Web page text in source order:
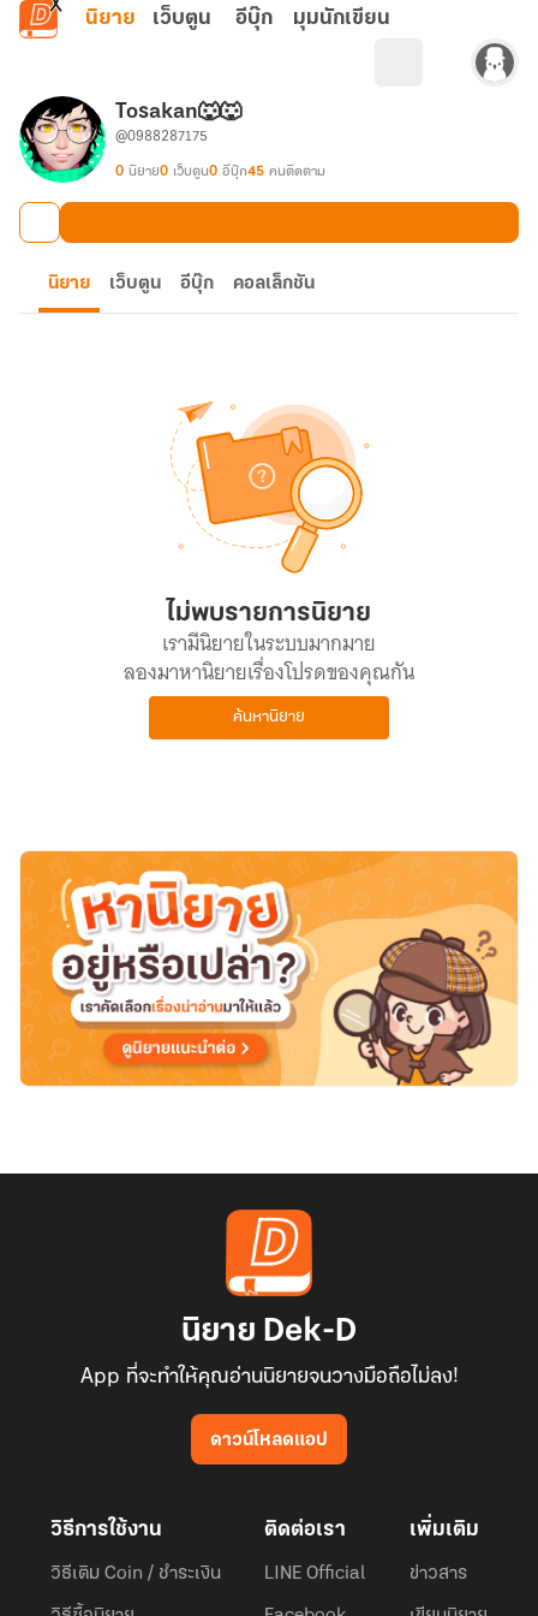
ข้ามไปยังเนื้อหาหลัก
นิยาย เว็บตูน อีบุ๊ก มุมนักเขียน
Tosakan🐺🐺
@0988287175
0 นิยาย0 เว็บตูน0 อีบุ๊ก45 คนติดตาม
นิยาย เว็บตูน อีบุ๊ก คอลเล็กชัน
ไม่พบรายการนิยาย
เรามีนิยายในระบบมากมาย
ลองมาหานิยายเรื่องโปรดของคุณกัน
ค้นหานิยาย
นิยาย Dek-D
App ที่จะทำให้คุณอ่านนิยายจนวางมือถือไม่ลง!
ดาวน์โหลดแอป
วิธีการใช้งาน
วิธีเติม Coin / ชำระเงิน
ติดต่อเรา
LINE Official
เพิ่มเติม
ข่าวสาร